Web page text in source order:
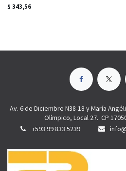
$ 343,56
Av. 6 de Diciembre N38-18 y María
Olímpico, Local 27. CP
+593 99 833 5239